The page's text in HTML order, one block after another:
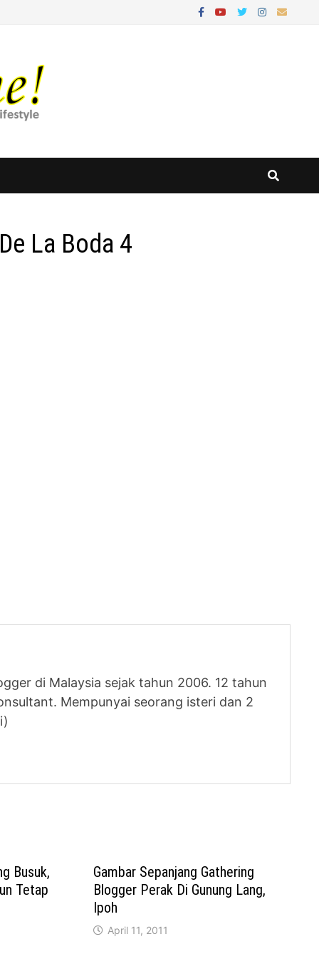
La Boda 4
di Malaysia sejak tahun 2006. 12 tahun
Mempunyai seorang isteri dan 2
Busuk,
Tetap
Gambar Sepanjang Gathering
Blogger Perak Di Gunung Lang,
Ipoh
April 11, 2011